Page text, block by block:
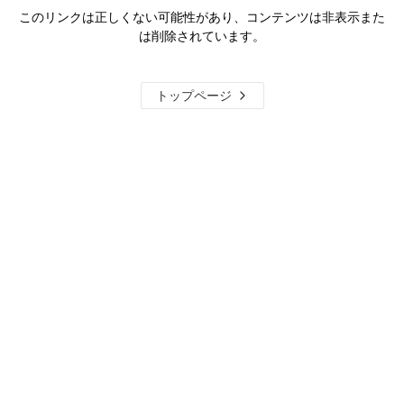
このリンクは正しくない可能性があり、コンテンツは非表示また
は削除されています。
トップページ